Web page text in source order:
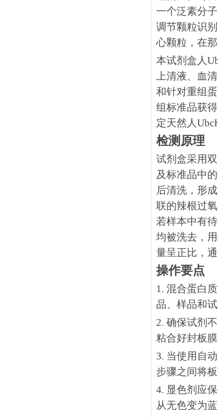
一个泛素分
调节颗粒识
心颗粒，在
本试剂盒人
上清液、血
和针对重组
组标准品获
定天然人
检测原理
试剂盒采用
及标准品中
后清洗，形
联的辣根过
若样本中有
均被洗去，
量呈正比，
操作要点
1. 混合蛋白
品、样品和
2. 确保试剂
粘合好封板
3. 当使用自
步骤之间将
4. 显色剂应
从无色变为